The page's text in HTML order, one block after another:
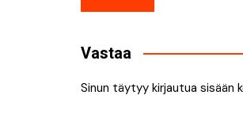
selaus
Vastaa
Sinun täytyy kirjautua sisään